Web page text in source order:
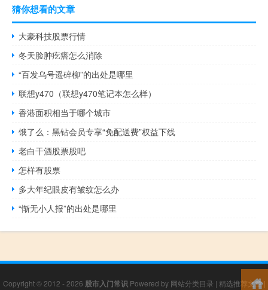
猜你想看的文章
大豪科技股票行情
冬天脸肿疙瘩怎么消除
“百发乌号遥碎柳”的出处是哪里
联想y470（联想y470笔记本怎么样）
香港面积相当于哪个城市
饿了么：黑钻会员专享“免配送费”权益下线
老白干酒股票股吧
怎样有股票
多大年纪眼皮有皱纹怎么办
“惭无小人报”的出处是哪里
Copyright © 2012 - 2026 股市入门常识Powered by 网站分类目录 | 精选推荐文章|